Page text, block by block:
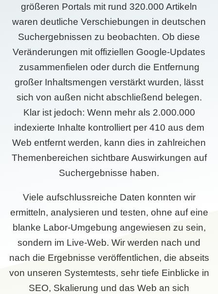
größeren Portals mit rund 320.000 Artikeln
waren deutliche Verschiebungen in deutschen
Suchergebnissen zu beobachten. Ob diese
Veränderungen mit offiziellen Google-Updates
zusammenfielen oder durch die Entfernung
großer Inhaltsmengen verstärkt wurden, lässt
sich von außen nicht abschließend belegen.
Klar ist jedoch: Wenn mehr als 2.000.000
indexierte Inhalte kontrolliert per 410 aus dem
Web entfernt werden, kann dies in zahlreichen
Themenbereichen sichtbare Auswirkungen auf
Suchergebnisse haben.
Viele aufschlussreiche Daten konnten wir
ermitteln, analysieren und testen, ohne auf eine
blanke Labor-Umgebung angewiesen zu sein,
sondern im Live-Web. Wir werden nach und
nach die Ergebnisse veröffentlichen, die abseits
von unseren Systemtests, sehr tiefe Einblicke in
SEO, Skalierung und das Web an sich